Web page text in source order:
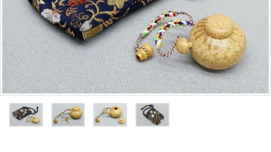
錫杖
鳴り物
印金
家庭用仏具
アウトレット
ご利用ガイド
プライバシーポリシー